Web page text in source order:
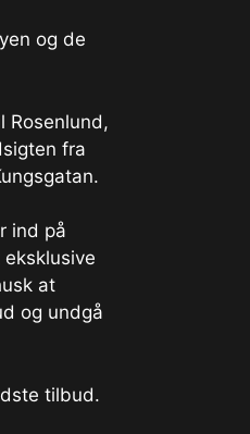
og de
Rosenlund,
fra
ind på
at
og undgå
tilbud.